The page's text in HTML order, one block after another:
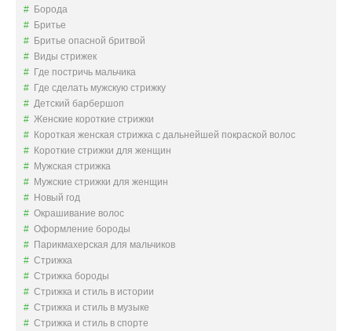
Борода
Бритье
Бритье опасной бритвой
Виды стрижек
Где постричь мальчика
Где сделать мужскую стрижку
Детский барбершоп
Женские короткие стрижки
Короткая женская стрижка с дальнейшей покраской волос
Короткие стрижки для женщин
Мужская стрижка
Мужские стрижки для женщин
Новый год
Окрашивание волос
Оформление бороды
Парикмахерская для мальчиков
Стрижка
Стрижка бороды
Стрижка и стиль в истории
Стрижка и стиль в музыке
Стрижка и стиль в спорте